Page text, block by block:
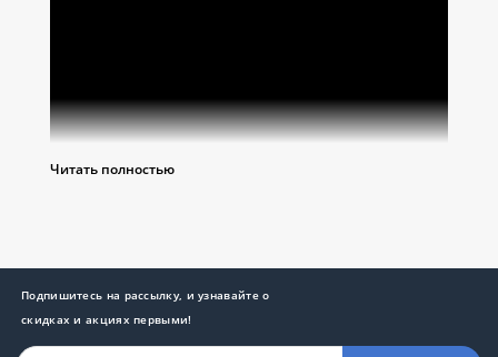
Читать полностью
Подпишитесь на рассылку, и узнавайте о
скидках и акциях первыми!